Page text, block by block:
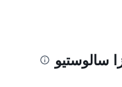
سالوستيو